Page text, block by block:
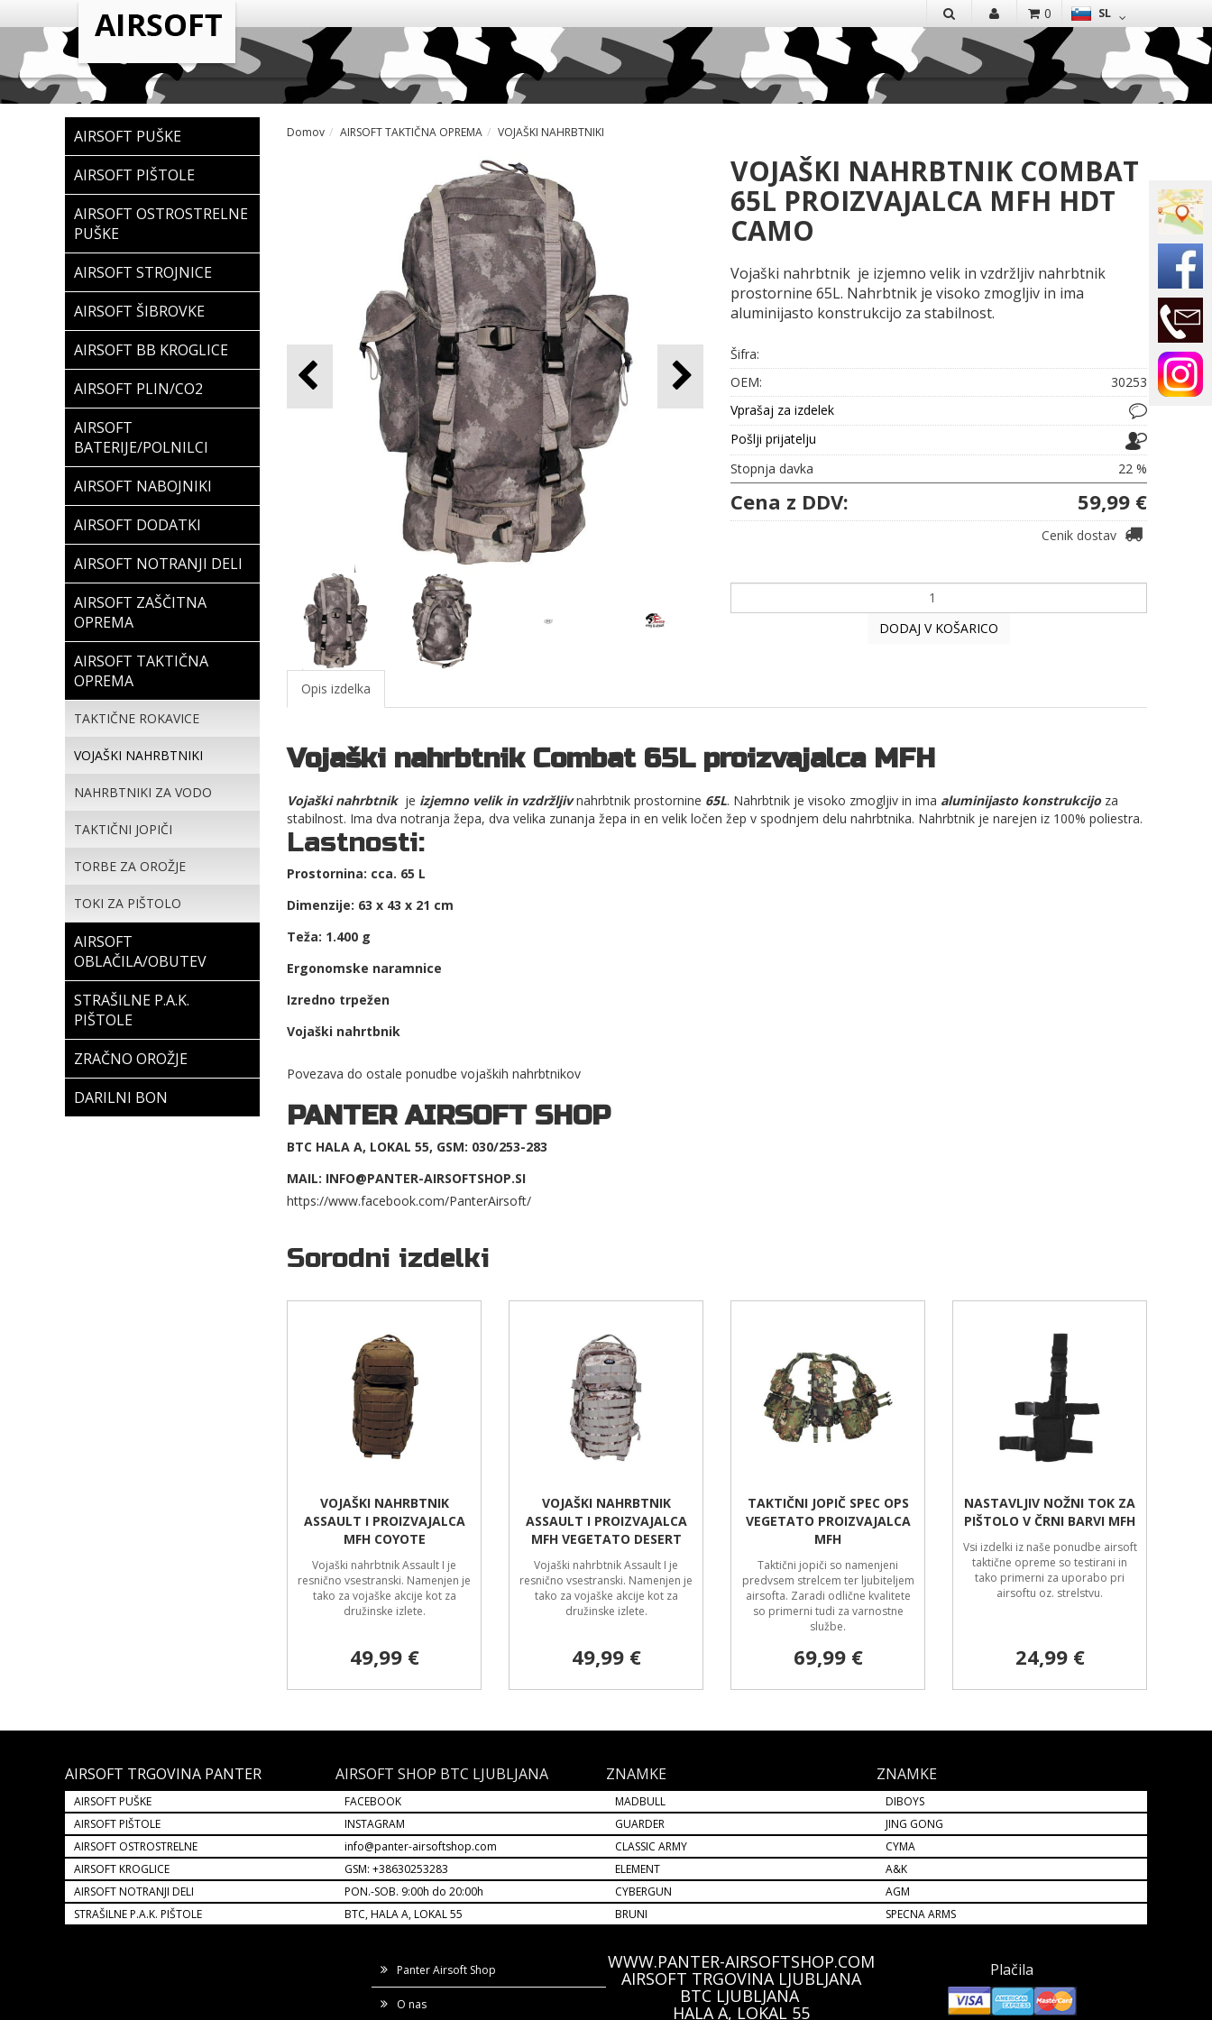
IŠČI
SL
0
AIRSOFT PUŠKE
AIRSOFT PIŠTOLE
AIRSOFT OSTROSTRELNE
PUŠKE
AIRSOFT STROJNICE
AIRSOFT ŠIBROVKE
AIRSOFT BB KROGLICE
AIRSOFT PLIN/CO2
AIRSOFT
BATERIJE/POLNILCI
AIRSOFT NABOJNIKI
AIRSOFT DODATKI
AIRSOFT NOTRANJI DELI
AIRSOFT ZAŠČITNA
OPREMA
AIRSOFT TAKTIČNA
OPREMA
TAKTIČNE ROKAVICE
VOJAŠKI NAHRBTNIKI
NAHRBTNIKI ZA VODO
TAKTIČNI JOPIČI
TORBE ZA OROŽJE
TOKI ZA PIŠTOLO
AIRSOFT
OBLAČILA/OBUTEV
STRAŠILNE P.A.K.
PIŠTOLE
ZRAČNO OROŽJE
DARILNI BON
Domov AIRSOFT TAKTIČNA OPREMA VOJAŠKI NAHRBTNIKI
VOJAŠKI NAHRBTNIK COMBAT
65L PROIZVAJALCA MFH HDT
CAMO
Vojaški nahrbtnik je izjemno velik in vzdržljiv nahrbtnik
prostornine 65L. Nahrbtnik je visoko zmogljiv in ima
aluminijasto konstrukcijo za stabilnost.
Šifra:
OEM:
30253
Vprašaj za izdelek
Pošlji prijatelju
Stopnja davka
22 %
Cena z DDV: 59,99 €
Cenik dostav
DODAJ V KOŠARICO
Opis izdelka
Vojaški nahrbtnik Combat 65L proizvajalca MFH
Vojaški nahrbtnikje izjemno velik in vzdržljivnahrbtnik prostornine 65L. Nahrbtnik je visoko zmogljiv in ima aluminijasto konstrukcijoza
stabilnost. Ima dva notranja žepa, dva velika zunanja žepa in en velik ločen žep v spodnjem delu nahrbtnika. Nahrbtnik je narejen iz 100% poliestra.
Lastnosti:
Prostornina: cca. 65 L
Dimenzije: 63 x 43 x 21 cm
Teža: 1.400 g
Ergonomske naramnice
Izredno trpežen
Vojaški nahrtbnik
Povezava do ostale ponudbe vojaških nahrbtnikov
PANTER AIRSOFT SHOP
BTC HALA A, LOKAL 55, GSM: 030/253-283
MAIL: INFO@PANTER-AIRSOFTSHOP.SI
https://www.facebook.com/PanterAirsoft/
Sorodni izdelki
VOJAŠKI NAHRBTNIK
ASSAULT I PROIZVAJALCA
MFH COYOTE
Vojaški nahrbtnik Assault I je
resnično vsestranski. Namenjen je
tako za vojaške akcije kot za
družinske izlete.
49,99 €
VOJAŠKI NAHRBTNIK
ASSAULT I PROIZVAJALCA
MFH VEGETATO DESERT
Vojaški nahrbtnik Assault I je
resnično vsestranski. Namenjen je
tako za vojaške akcije kot za
družinske izlete.
49,99 €
TAKTIČNI JOPIČ SPEC OPS
VEGETATO PROIZVAJALCA
MFH
Taktični jopiči so namenjeni
predvsem strelcem ter ljubiteljem
airsofta. Zaradi odlične kvalitete
so primerni tudi za varnostne
službe.
69,99 €
NASTAVLJIV NOŽNI TOK ZA
PIŠTOLO V ČRNI BARVI MFH
Vsi izdelki iz naše ponudbe airsoft
taktične opreme so testirani in
tako primerni za uporabo pri
airsoftu oz. strelstvu.
24,99 €
AIRSOFT TRGOVINA PANTER
AIRSOFT PUŠKE
AIRSOFT PIŠTOLE
AIRSOFT OSTROSTRELNE
AIRSOFT KROGLICE
AIRSOFT NOTRANJI DELI
STRAŠILNE P.A.K. PIŠTOLE
AIRSOFT SHOP BTC LJUBLJANA
FACEBOOK
INSTAGRAM
info@panter-airsoftshop.com
GSM: +38630253283
PON.-SOB. 9:00h do 20:00h
BTC, HALA A, LOKAL 55
ZNAMKE
MADBULL
GUARDER
CLASSIC ARMY
ELEMENT
CYBERGUN
BRUNI
ZNAMKE
DIBOYS
JING GONG
CYMA
A&K
AGM
SPECNA ARMS
Panter Airsoft Shop
O nas
WWW.PANTER-AIRSOFTSHOP.COM
AIRSOFT TRGOVINA LJUBLJANA
BTC LJUBLJANA
HALA A, LOKAL 55
Plačila